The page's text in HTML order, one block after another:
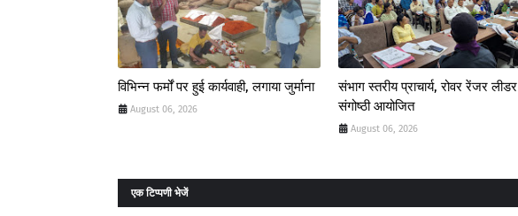
विभिन्न फर्मों पर हुई कार्यवाही, लगाया जुर्माना
August 06, 2026
संभाग स्तरीय प्राचार्य, रोवर रेंजर लीडर
संगोष्ठी आयोजित
August 06, 2026
एक टिप्पणी भेजें